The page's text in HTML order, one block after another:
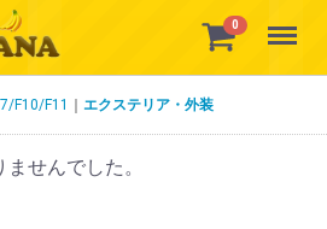
0 Menu
F10/F11 エクステリア・外装
せんでした。